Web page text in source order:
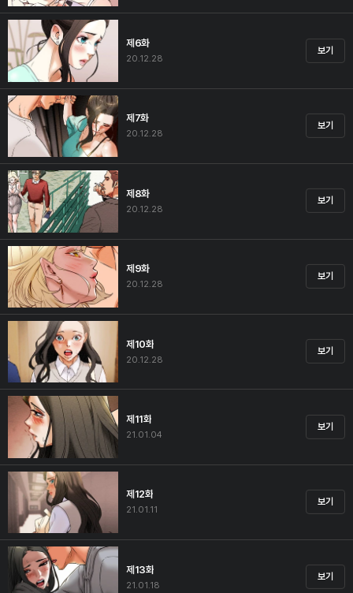
제6화
20.12.28
보기
제7화
20.12.28
보기
제8화
20.12.28
보기
제9화
20.12.28
보기
제10화
20.12.28
보기
제11화
21.01.04
보기
제12화
21.01.11
보기
제13화
21.01.18
보기